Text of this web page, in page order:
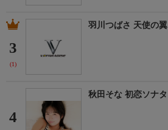
3
(1)
羽川つばさ 天使の翼
4
秋田そな 初恋ソナタ